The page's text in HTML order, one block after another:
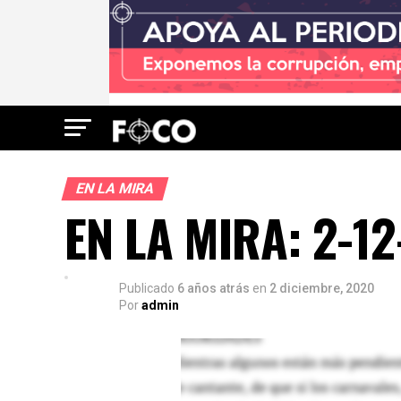
EN LA MIRA
EN LA MIRA: 2-
Publicado 6 años atrás en 2 diciembre, 2020
Poradmin